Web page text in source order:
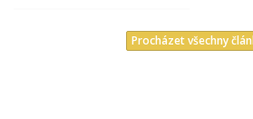
Procházet všechny